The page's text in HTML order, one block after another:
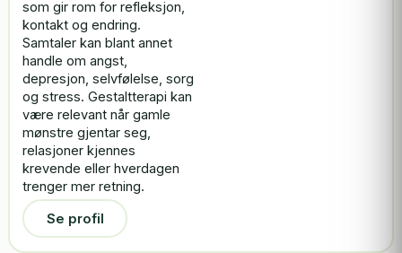
som gir rom for refleksjon,
kontakt og endring.
Samtaler kan blant annet
handle om angst,
depresjon, selvfølelse, sorg
og stress. Gestaltterapi kan
være relevant når gamle
mønstre gjentar seg,
relasjoner kjennes
krevende eller hverdagen
trenger mer retning.
Se profil